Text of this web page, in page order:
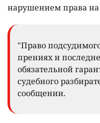
нарушением права
"Право
прениях и
обязательной
судебного
сообщении.